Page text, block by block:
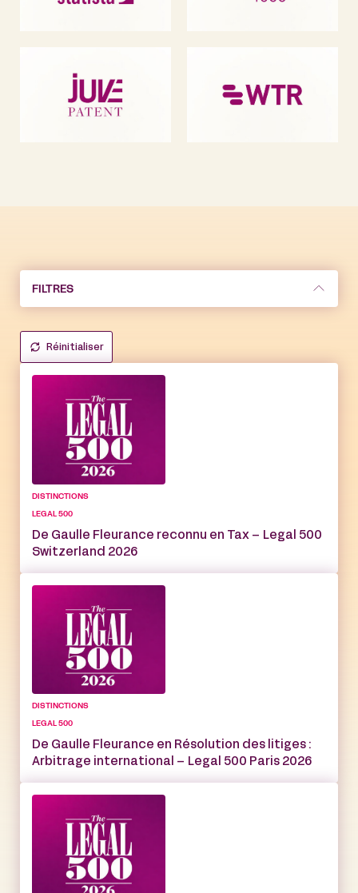
FILTRES
Réinitialiser
DISTINCTIONS
LEGAL 500
De Gaulle Fleurance reconnu en Tax – Legal 500
Switzerland 2026
DISTINCTIONS
LEGAL 500
De Gaulle Fleurance en Résolution des litiges :
Arbitrage international – Legal 500 Paris 2026